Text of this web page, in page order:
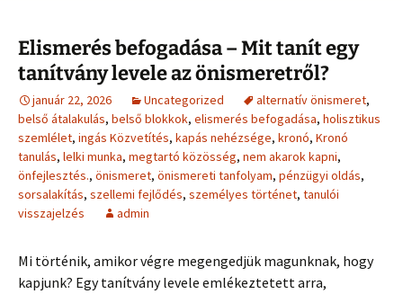
Elismerés befogadása – Mit tanít egy
tanítvány levele az önismeretről?
január 22, 2026 Uncategorized alternatív önismeret,
belső átalakulás, belső blokkok, elismerés befogadása, holisztikus
szemlélet, ingás Közvetítés, kapás nehézsége, kronó, Kronó
tanulás, lelki munka, megtartó közösség, nem akarok kapni,
önfejlesztés., önismeret, önismereti tanfolyam, pénzügyi oldás,
sorsalakítás, szellemi fejlődés, személyes történet, tanulói
visszajelzés
admin
Mi történik, amikor végre megengedjük magunknak, hogy
kapjunk? Egy tanítvány levele emlékeztetett arra,